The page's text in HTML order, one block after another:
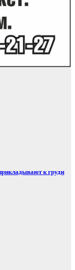
к груди